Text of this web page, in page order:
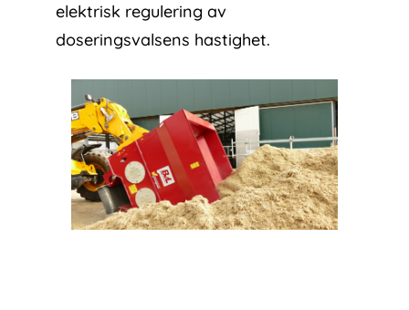
elektrisk regulering av
doseringsvalsens hastighet.